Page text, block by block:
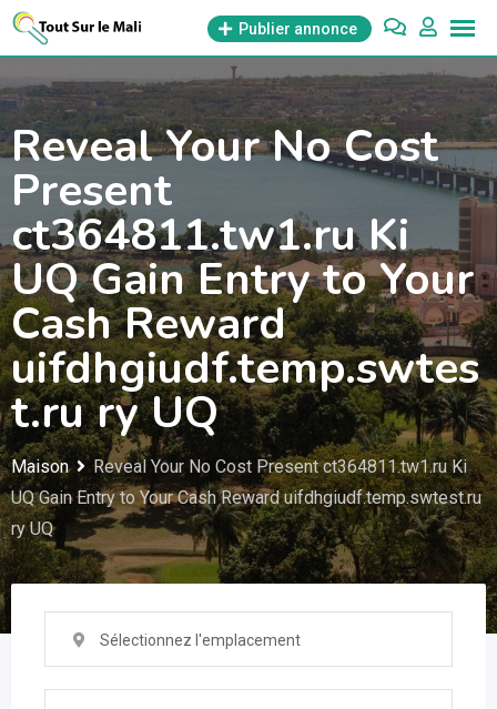
Aller
contenu
Publier annonce
Reveal Your No Cost
Present
ct364811.tw1.ru Ki
UQ Gain Entry to Your
Cash Reward
uifdhgiudf.temp.swtes
t.ru ry UQ
Maison
Reveal Your No Cost Present ct364811.tw1.ru Ki
UQ Gain Entry to Your Cash Reward uifdhgiudf.temp.swtest.ru
ry UQ
Sélectionnez l'emplacement